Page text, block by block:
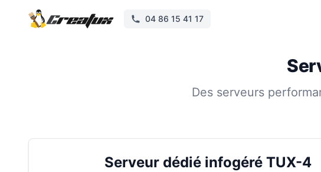
04 86 15 41 17
Des serveurs
Serveur dédié infogéré TUX-4